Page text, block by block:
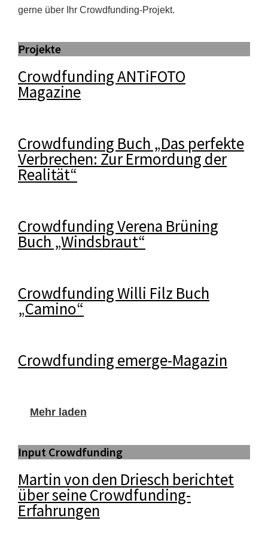
gerne über Ihr Crowdfunding-Projekt.
Projekte
Crowdfunding ANTiFOTO
Magazine
Crowdfunding Buch „Das perfekte
Verbrechen: Zur Ermordung der
Realität“
Crowdfunding Verena Brüning
Buch „Windsbraut“
Crowdfunding Willi Filz Buch
„Camino“
Crowdfunding emerge-Magazin
Mehr laden
Input Crowdfunding
Martin von den Driesch berichtet
über seine Crowdfunding-
Erfahrungen